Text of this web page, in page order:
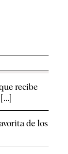
recibe
de los